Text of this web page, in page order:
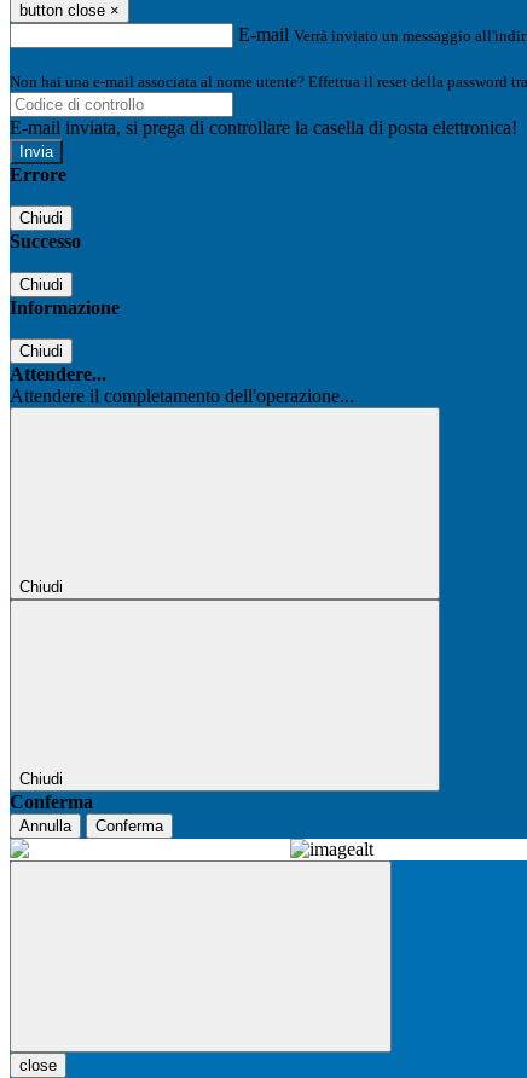
button close ×
E-mail Verrà inviato un messaggio
Non hai una e-mail associata al nome utente? Effettua il reset della password
E-mail inviata, si prega di controllare la casella di posta elettronica!
Errore
Chiudi
Successo
Chiudi
Informazione
Chiudi
Attendere...
Attendere il completamento dell'operazione...
Chiudi
Chiudi
Conferma
Annulla Conferma
close